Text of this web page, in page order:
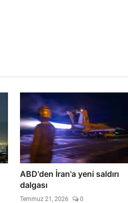
ABD'den İran'a yeni saldırı
dalgası
Temmuz 21, 2026 0